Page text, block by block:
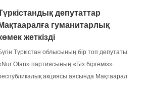
депутаттар
Мақтааралға гуманитарлық
жеткізді
Түркістан облысының бір топ депутаты
Otan» партиясының «Біз біргеміз»
акциясы аясында Мақтаарал